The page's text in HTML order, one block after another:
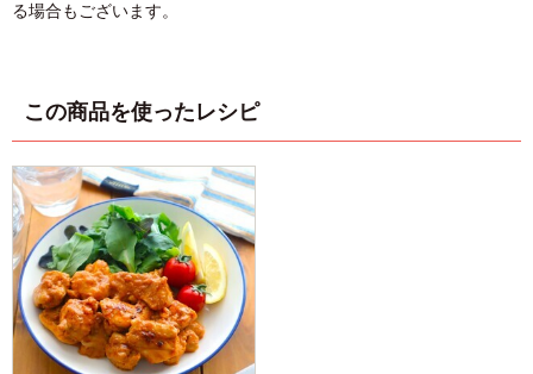
る場合もございます。
この商品を使ったレシピ